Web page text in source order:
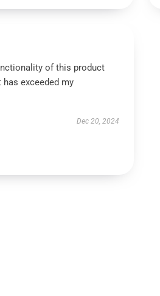
of this product
exceeded my
Dec 20, 2024